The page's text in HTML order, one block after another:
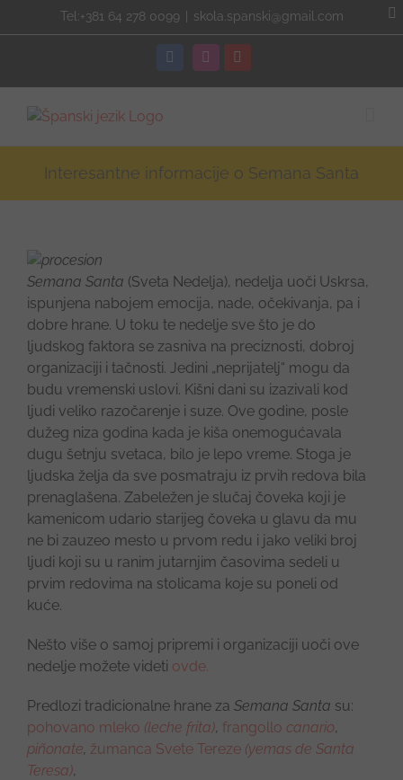
to
Tel:+381 64 278 0099 skola.spanski@gmail.com
FacebookInstagramYouTube
Interesantne informacije o Semana Santa
Semana Santa (Sveta Nedelja), nedelja uoči Uskrsa,
ispunjena nabojem emocija, nade, očekivanja, pa i
dobre hrane. U toku te nedelje sve što je do
ljudskog faktora se zasniva na preciznosti, dobroj
organizaciji i tačnosti. Jedini „neprijatelj“ mogu da
budu vremenski uslovi. Kišni dani su izazivali kod
ljudi veliko razočarenje i suze. Ove godine, posle
dužeg niza godina kada je kiša onemogućavala
dugu šetnju svetaca, bilo je lepo vreme. Stoga je
ljudska želja da sve posmatraju iz prvih redova bila
prenaglašena. Zabeležen je slučaj čoveka koji je
kamenicom udario starijeg čoveka u glavu da mu
ne bi zauzeo mesto u prvom redu i jako veliki broj
ljudi koji su u ranim jutarnjim časovima sedeli u
prvim redovima na stolicama koje su poneli od
kuće.
Nešto više o samoj pripremi i organizaciji uoči ove
nedelje možete videti ovde.
Predlozi tradicionalne hrane za Semana Santa su:
pohovano mleko (leche frita), frangollo canario,
piñonate, žumanca Svete Tereze (yemas de Santa
Teresa),